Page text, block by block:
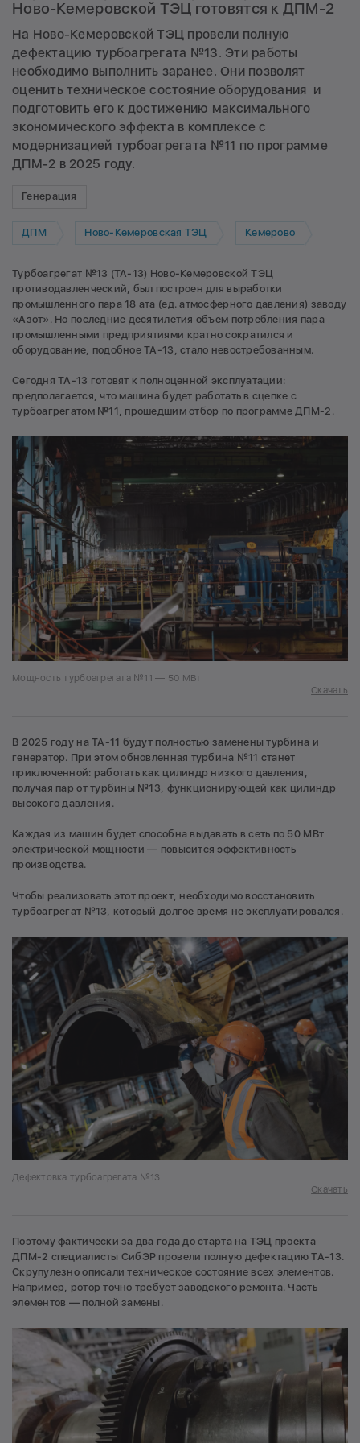
Ново-Кемеровской ТЭЦ готовятся к ДПМ-2
На Ново-Кемеровской ТЭЦ провели полную
дефектацию турбоагрегата №13. Эти работы
необходимо выполнить заранее. Они позволят
оценить техническое состояние оборудования и
подготовить его к достижению максимального
экономического эффекта в комплексе с
модернизацией турбоагрегата №11 по программе
ДПМ-2 в 2025 году.
Генерация
ДПМ Ново-Кемеровская ТЭЦ Кемерово
Турбоагрегат №13 (ТА-13) Ново-Кемеровской ТЭЦ
противодавленческий, был построен для выработки
промышленного пара 18 ата (ед. атмосферного давления) заводу
«Азот». Но последние десятилетия объем потребления пара
промышленными предприятиями кратно сократился и
оборудование, подобное ТА-13, стало невостребованным.
Сегодня ТА-13 готовят к полноценной эксплуатации:
предполагается, что машина будет работать в сцепке с
турбоагрегатом №11, прошедшим отбор по программе ДПМ-2.
Мощность турбоагрегата №11 — 50 МВт
Скачать
В 2025 году на ТА-11 будут полностью заменены турбина и
генератор. При этом обновленная турбина №11 станет
приключенной: работать как цилиндр низкого давления,
получая пар от турбины №13, функционирующей как цилиндр
высокого давления.
Каждая из машин будет способна выдавать в сеть по 50 МВт
электрической мощности — повысится эффективность
производства.
Чтобы реализовать этот проект, необходимо восстановить
турбоагрегат №13, который долгое время не эксплуатировался.
Дефектовка турбоагрегата №13
Скачать
Поэтому фактически за два года до старта на ТЭЦ проекта
ДПМ-2 специалисты СибЭР провели полную дефектацию ТА-13.
Скрупулезно описали техническое состояние всех элементов.
Например, ротор точно требует заводского ремонта. Часть
элементов — полной замены.